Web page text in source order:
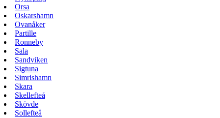
Orsa
Oskarshamn
Ovanåker
Partille
Ronneby
Sala
Sandviken
Sigtuna
Simrishamn
Skara
Skellefteå
Skövde
Sollefteå